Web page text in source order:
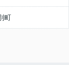
町